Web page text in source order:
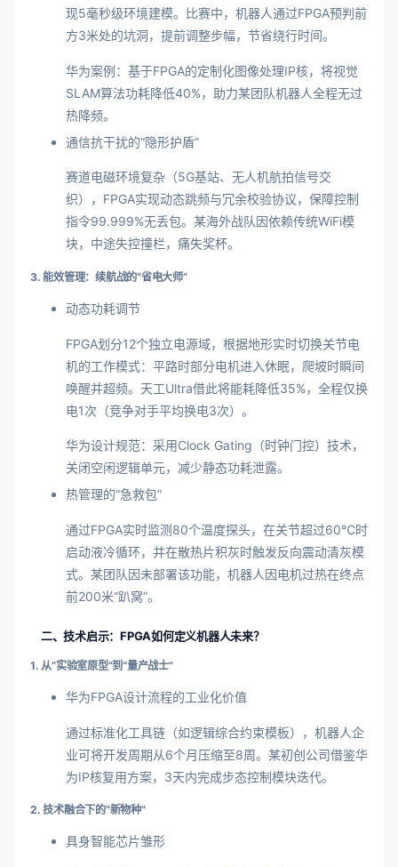
现5毫秒级环境建模。比赛中，机器人通过FPGA预判前
方3米处的坑洞，提前调整步幅，节省绕行时间。
华为案例：基于FPGA的定制化图像处理IP核，将视觉
SLAM算法功耗降低40%，助力某团队机器人全程无过
热降频。
通信抗干扰的“隐形护盾”
赛道电磁环境复杂（5G基站、无人机航拍信号交
织），FPGA实现动态跳频与冗余校验协议，保障控制
指令99.999%无丢包。某海外战队因依赖传统WiFi模
块，中途失控撞栏，痛失奖杯。
3. 能效管理：续航战的“省电大师”
动态功耗调节
FPGA划分12个独立电源域，根据地形实时切换关节电
机的工作模式：平路时部分电机进入休眠，爬坡时瞬间
唤醒并超频。天工Ultra借此将能耗降低35%，全程仅换
电1次（竞争对手平均换电3次）。
华为设计规范：采用Clock Gating（时钟门控）技术，
关闭空闲逻辑单元，减少静态功耗泄露。
热管理的“急救包”
通过FPGA实时监测80个温度探头，在关节超过60℃时
启动液冷循环，并在散热片积灰时触发反向震动清灰模
式。某团队因未部署该功能，机器人因电机过热在终点
前200米“趴窝”。
二、技术启示：FPGA如何定义机器人未来？
1. 从“实验室原型”到“量产战士”
华为FPGA设计流程的工业化价值
通过标准化工具链（如逻辑综合约束模板），机器人企
业可将开发周期从6个月压缩至8周。某初创公司借鉴华
为IP核复用方案，3天内完成步态控制模块迭代。
2. 技术融合下的“新物种”
具身智能芯片雏形